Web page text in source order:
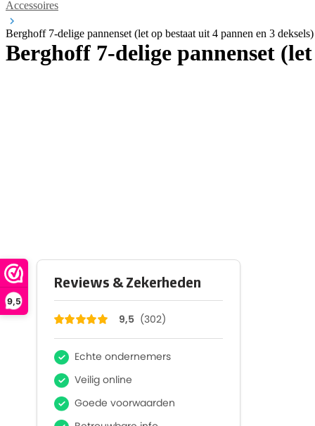
9,5
Accessoires
Berghoff 7-delige pannenset (let op bestaat uit 4 pannen en 3 deksels)
Berghoff 7-delige pannenset